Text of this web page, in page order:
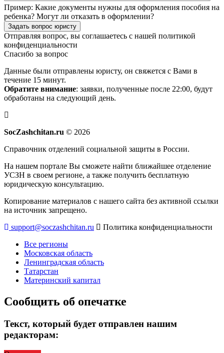
Пример: Какие документы нужны для оформления пособия на
ребенка? Могут ли отказать в оформлении?
Задать вопрос юристу
Отправляя вопрос, вы соглашаетесь с нашей политикой
конфиденциальности
Спасибо за вопрос
Данные были отправлены юристу, он свяжется с Вами в
течение 15 минут.
Обратите внимание: заявки, полученные после 22:00, будут
обработаны на следующий день.
SocZashchitan.ru © 2026
Справочник отделений социальной защиты в России.
На нашем портале Вы сможете найти ближайшее отделение
УСЗН в своем регионе, а также получить бесплатную
юридическую консультацию.
Копирование материалов с нашего сайта без активной ссылки
на источник запрещено.
support@soczashchitan.ru
Политика конфиденциальности
Все регионы
Московская область
Ленинградская область
Татарстан
Материнский капитал
Сообщить об опечатке
Текст, который будет отправлен нашим
редакторам: